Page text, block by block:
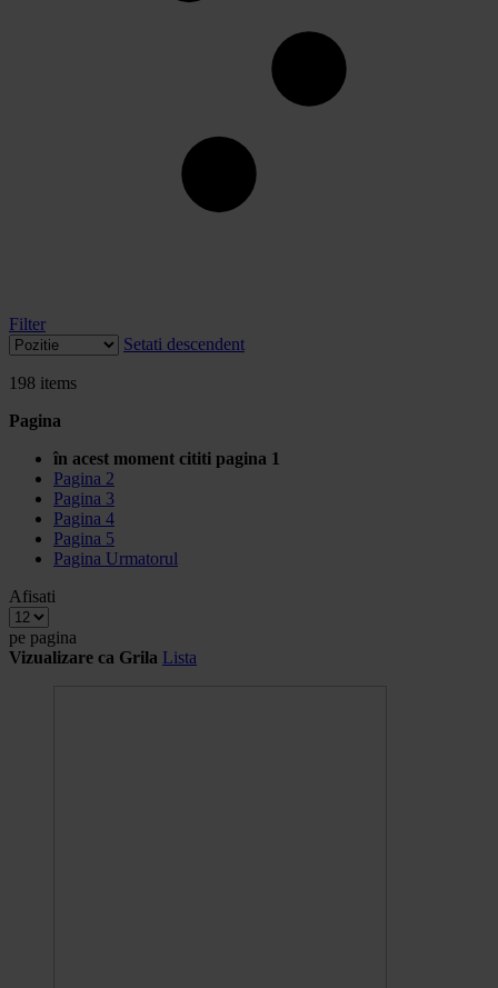
Filter
Setati descendent
198 items
Pagina
în acest moment cititi pagina 1
Pagina 2
Pagina 3
Pagina 4
Pagina 5
Pagina Urmatorul
Afisati
pe pagina
Vizualizare ca Grila Lista